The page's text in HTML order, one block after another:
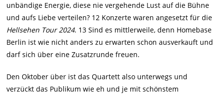
unbändige Energie, diese nie vergehende Lust auf die Bühne
und aufs Liebe verteilen? 12 Konzerte waren angesetzt für die
Hellsehen Tour 2024. 13 Sind es mittlerweile, denn Homebase
Berlin ist wie nicht anders zu erwarten schon ausverkauft und
darf sich über eine Zusatzrunde freuen.
Den Oktober über ist das Quartett also unterwegs und
verzückt das Publikum wie eh und je mit schönstem